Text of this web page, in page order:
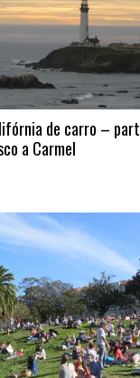
de carro –
a Carmel